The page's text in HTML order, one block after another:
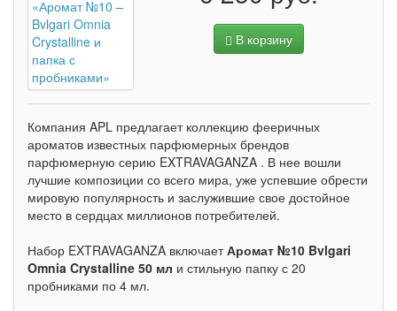
В корзину
Компания APL предлагает коллекцию фееричных
ароматов известных парфюмерных брендов
парфюмерную серию EXTRAVAGANZA . В нее вошли
лучшие композиции со всего мира, уже успевшие обрести
мировую популярность и заслужившие свое достойное
место в сердцах миллионов потребителей.
Набор EXTRAVAGANZA включаетАромат №10 Bvlgari
Omnia Crystalline 50 мл и стильную папку с 20
пробниками по 4 мл.